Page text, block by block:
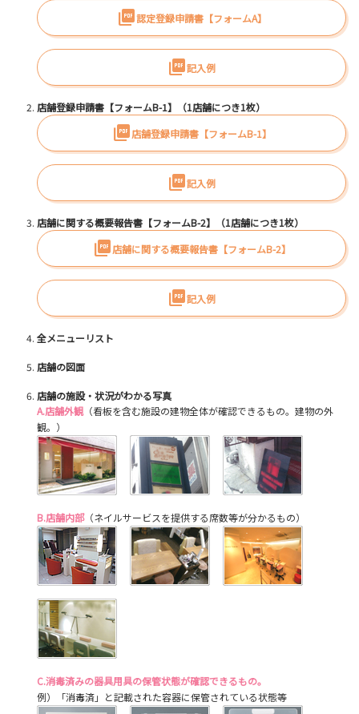
認定登録申請書【フォームA】
記入例
店舗登録申請書【フォームB-1】（1店舗につき1枚）
店舗登録申請書【フォームB-1】
記入例
店舗に関する概要報告書【フォームB-2】（1店舗につき1枚）
店舗に関する概要報告書【フォームB-2】
記入例
全メニューリスト
店舗の図面
店舗の施設・状況がわかる写真
A.店舗外観（看板を含む施設の建物全体が確認できるもの。建物の外
観。）
B.店舗内部（ネイルサービスを提供する席数等が分かるもの）
C.消毒済みの器具用具の保管状態が確認できるもの。
例）「消毒済」と記載された容器に保管されている状態等